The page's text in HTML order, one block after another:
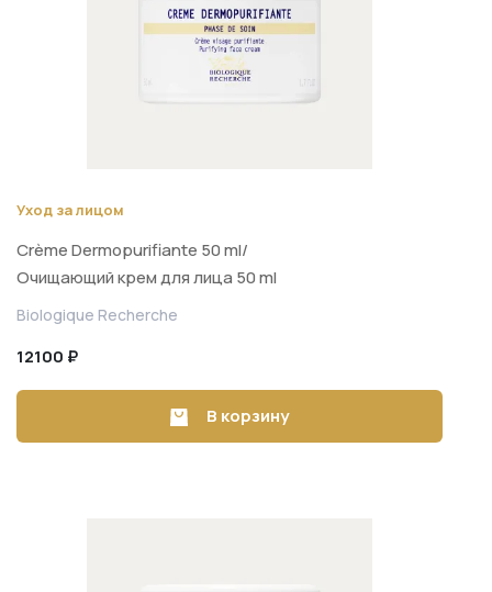
Уход за лицом
Crème Dermopurifiante 50 ml/
Очищающий крем для лица 50 ml
Biologique Recherche
12100 ₽
В корзину